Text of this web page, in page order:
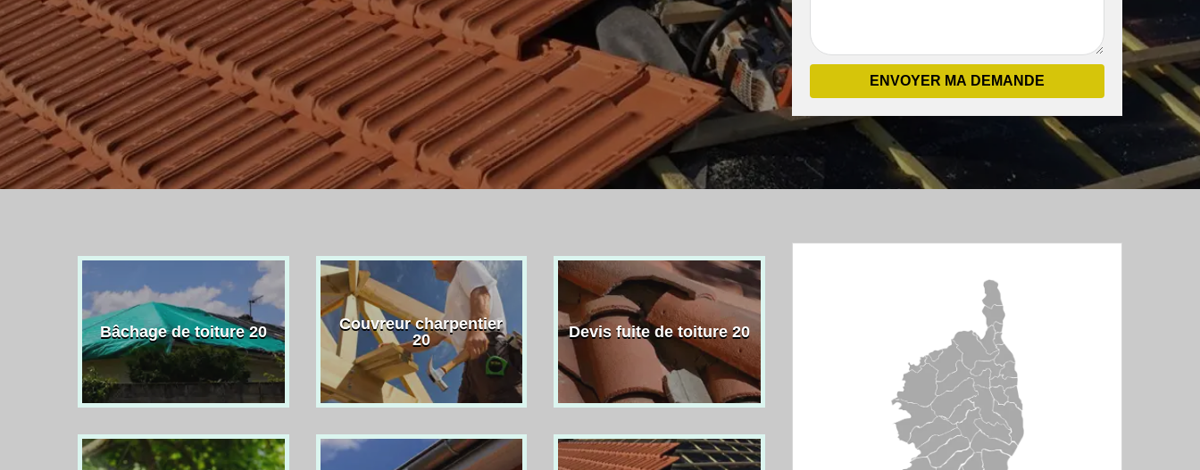
Bâchage de toiture 20
Couvreur charpentier
20
Devis fuite de toiture 20